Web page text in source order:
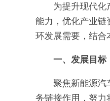
为提升现代化
能力，优化产业链
环发展需要，结合
一、发展目标
聚焦新能源汽
务链接作用，努力